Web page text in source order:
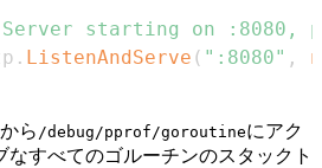
starting on :8080,
. ListenAndServe ( ":8080" ,
ら /debug/pprof/goroutineにアク
なすべてのゴルーチンのスタックト